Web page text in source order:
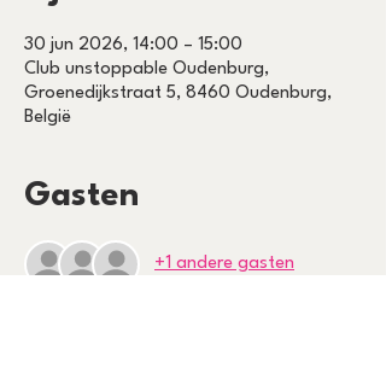
30 jun 2026, 14:00 – 15:00
Club unstoppable Oudenburg,
Groenedijkstraat 5, 8460 Oudenburg,
België
Gasten
+1 andere gasten